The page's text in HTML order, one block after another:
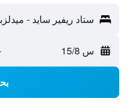
ستاد ريفير سايد -
س 15/8